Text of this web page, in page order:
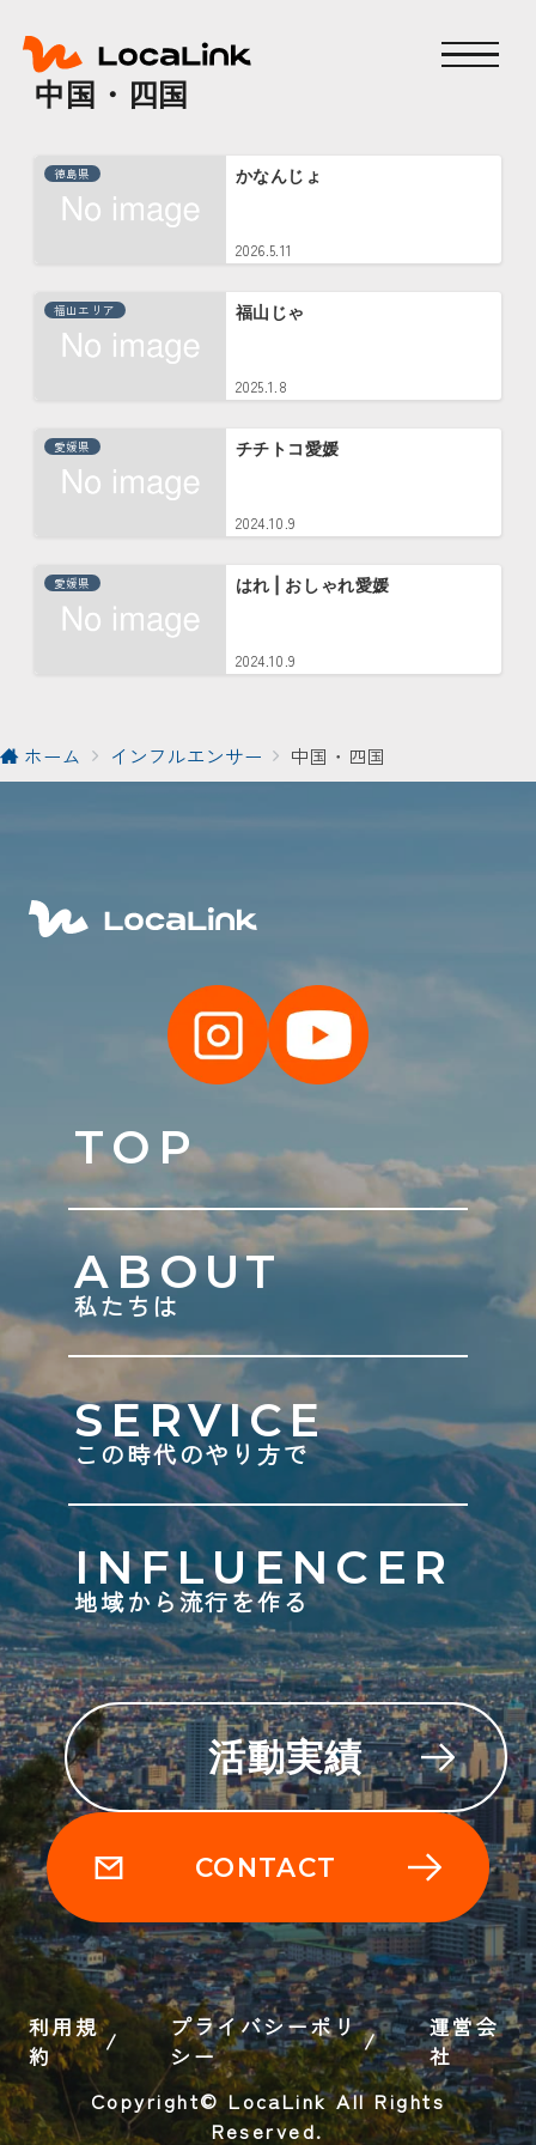
中国・四国
徳島県 かなんじょ
2026.5.11
福山エリア 福山じゃ
2025.1.8
愛媛県 チチトコ愛媛
2024.10.9
愛媛県 はれ | おしゃれ愛媛
2024.10.9
ホーム インフルエンサー 中国・四国
TOP
ABOUT
私たちは
SERVICE
この時代のやり方で
INFLUENCER
地域から流行を作る
活動実績
CONTACT
利用規
約
プライバシーポリ
シー
運営会
社
Copyright© LocaLink All Rights
Reserved.